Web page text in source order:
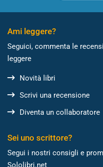
Ami leggere?
Seguici, commenta le
leggere
Novità libri
Scrivi una recensione
Diventa un collaboratore
Sei uno scrittore?
Segui i nostri consigli e
Sololibri.net